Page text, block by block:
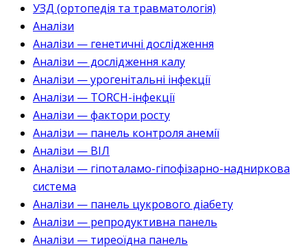
УЗД (ортопедія та травматологія)
Аналізи
Аналізи — генетичні дослідження
Аналізи — дослідження калу
Аналізи — урогенітальні інфекції
Аналізи — TORCH-інфекції
Аналізи — фактори росту
Аналізи — панель контроля анемії
Аналізи — ВІЛ
Аналізи — гіпоталамо-гіпофізарно-надниркова
система
Аналізи — панель цукрового діабету
Аналізи — репродуктивна панель
Аналізи — тиреоїдна панель